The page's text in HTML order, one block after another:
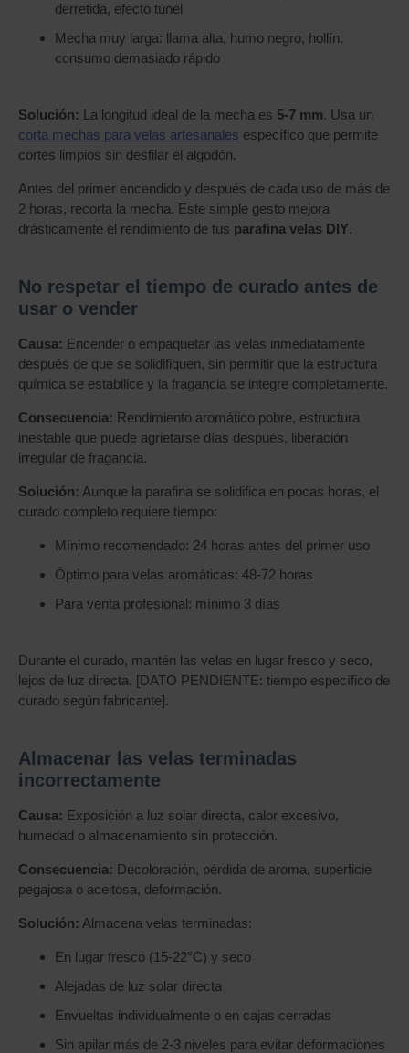
derretida, efecto túnel
Mecha muy larga: llama alta, humo negro, hollín,
consumo demasiado rápido
Solución: La longitud ideal de la mecha es 5-7 mm. Usa un
corta mechas para velas artesanales específico que permite
cortes limpios sin desfilar el algodón.
Antes del primer encendido y después de cada uso de más de
2 horas, recorta la mecha. Este simple gesto mejora
drásticamente el rendimiento de tus parafina velas DIY.
No respetar el tiempo de curado antes de
usar o vender
Causa: Encender o empaquetar las velas inmediatamente
después de que se solidifiquen, sin permitir que la estructura
química se estabilice y la fragancia se integre completamente.
Consecuencia: Rendimiento aromático pobre, estructura
inestable que puede agrietarse días después, liberación
irregular de fragancia.
Solución: Aunque la parafina se solidifica en pocas horas, el
curado completo requiere tiempo:
Mínimo recomendado: 24 horas antes del primer uso
Óptimo para velas aromáticas: 48-72 horas
Para venta profesional: mínimo 3 días
Durante el curado, mantén las velas en lugar fresco y seco,
lejos de luz directa. [DATO PENDIENTE: tiempo específico de
curado según fabricante].
Almacenar las velas terminadas
incorrectamente
Causa: Exposición a luz solar directa, calor excesivo,
humedad o almacenamiento sin protección.
Consecuencia: Decoloración, pérdida de aroma, superficie
pegajosa o aceitosa, deformación.
Solución: Almacena velas terminadas:
En lugar fresco (15-22°C) y seco
Alejadas de luz solar directa
Envueltas individualmente o en cajas cerradas
Sin apilar más de 2-3 niveles para evitar deformaciones